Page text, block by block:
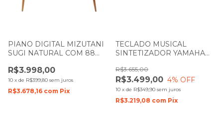
PIANO DIGITAL MIZUTANI
SUGI NATURAL COM 88
R$3.998,00
10 x de R$399,80 sem juros
R$3.678,16 com Pix
TECLADO MUSICAL
SINTETIZADOR YAMAHA
TECLAS
R$3.499,00
R$3.655,00
4% OFF
10 x de R$349,90 sem juros
R$3.219,08 com Pix